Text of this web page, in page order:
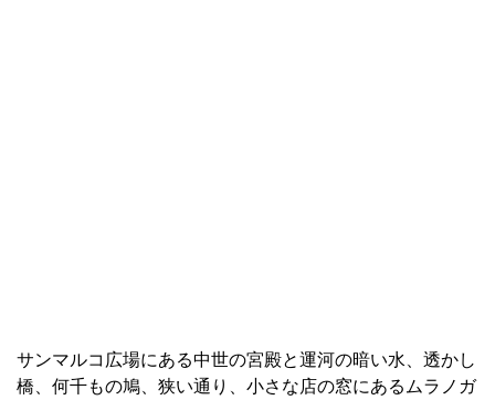
サンマルコ広場にある中世の宮殿と運河の暗い水、透かし
橋、何千もの鳩、狭い通り、小さな店の窓にあるムラノガ